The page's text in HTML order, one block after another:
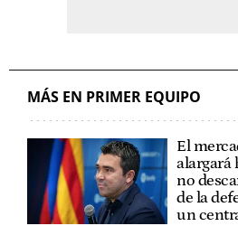
MÁS EN PRIMER EQUIPO
El
alargará
no
de la
un